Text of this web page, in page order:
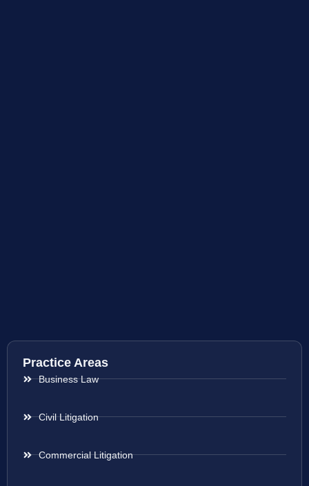
Practice Areas
Business Law
Civil Litigation
Commercial Litigation